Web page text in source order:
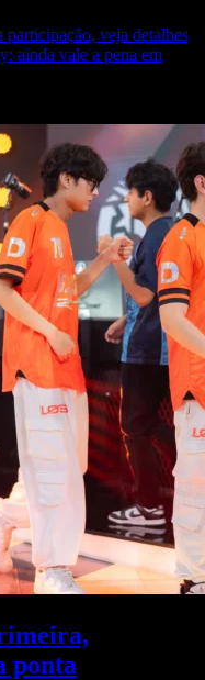
veja detalhes
ainda vale a pena em
ponta